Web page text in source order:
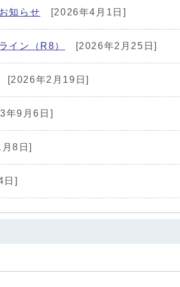
知らせ [2026年4月1日]
イン（R8） [2026年2月25日]
[2026年2月19日]
年9月6日]
8日]
日]